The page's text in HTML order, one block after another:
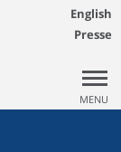
English
Presse
MENU